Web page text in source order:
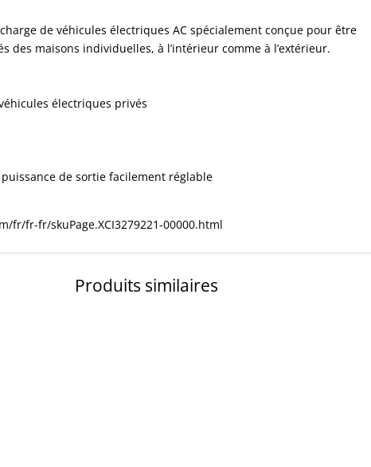
de véhicules électriques AC spécialement conçue pour être
des maisons individuelles, à l’intérieur comme à l’extérieur.
électriques privés
de sortie facilement réglable
fr/fr-fr/skuPage.XCI3279221-00000.html
Produits similaires